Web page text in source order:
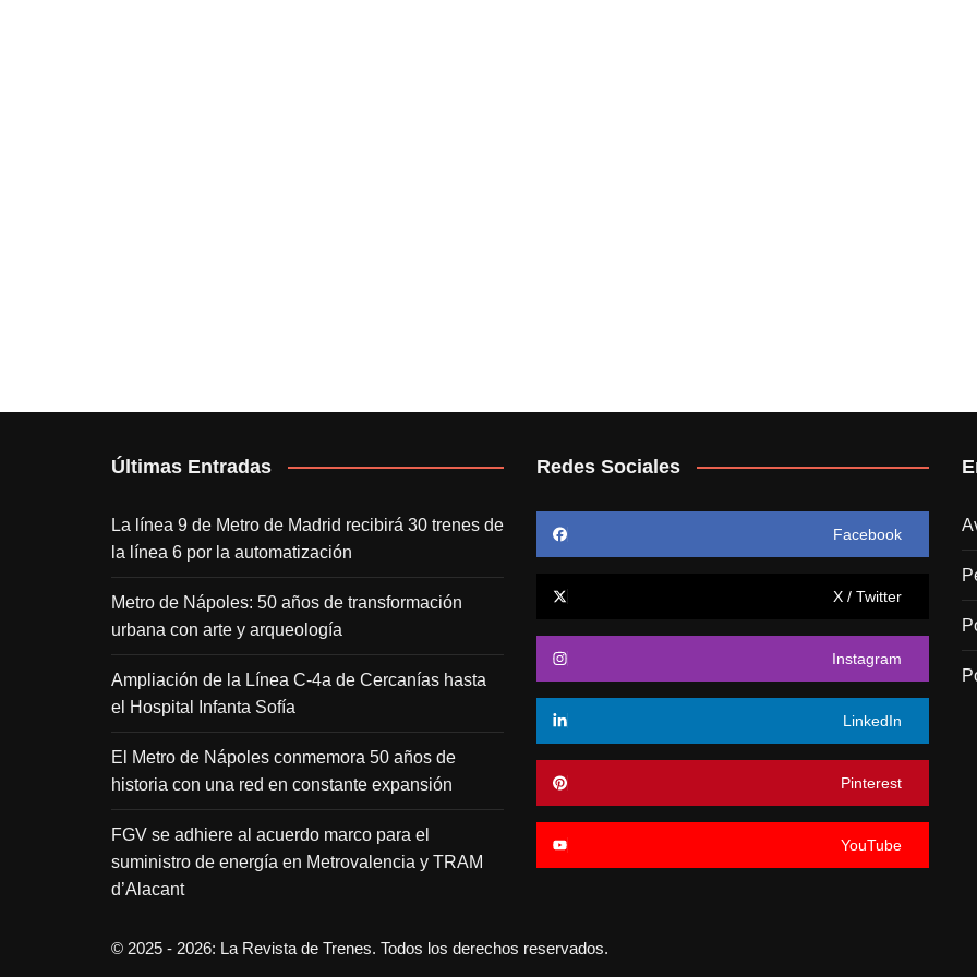
Últimas Entradas
La línea 9 de Metro de Madrid recibirá 30 trenes de
la línea 6 por la automatización
Metro de Nápoles: 50 años de transformación
urbana con arte y arqueología
Ampliación de la Línea C-4a de Cercanías hasta
el Hospital Infanta Sofía
El Metro de Nápoles conmemora 50 años de
historia con una red en constante expansión
FGV se adhiere al acuerdo marco para el
suministro de energía en Metrovalencia y TRAM
d’Alacant
Redes Sociales
Facebook
X / Twitter
Instagram
LinkedIn
Pinterest
YouTube
© 2025 - 2026: La Revista de Trenes. Todos los derechos reservados.